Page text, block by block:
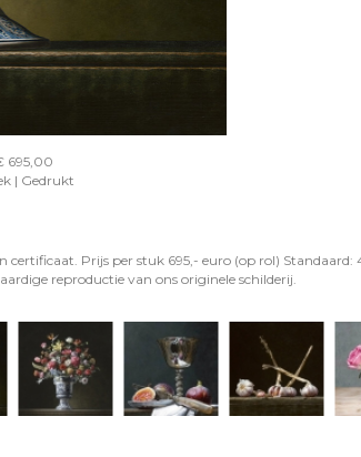
695,00
| Gedrukt
certificaat. Prijs per stuk 695,- euro (op rol)
reproductie van ons originele schilderij.